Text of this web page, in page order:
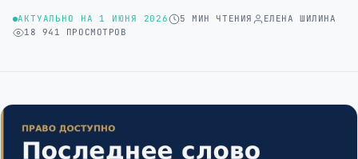
АКТУАЛЬНО НА 1 ИЮНЯ 2026 5 МИН ЧТЕНИЯ
ЕЛЕНА ШИЛИНА
18 941 ПРОСМОТРОВ